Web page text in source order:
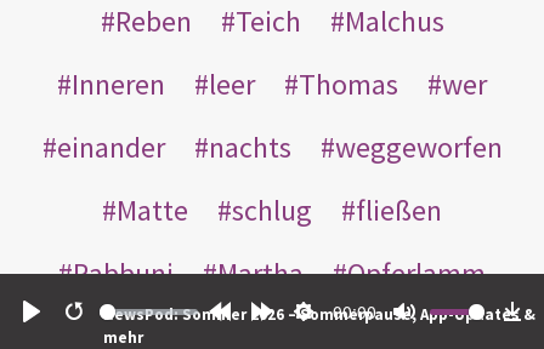
Restart
00:00
NewsPod: Sommer 2026 – Sommerpause, App-Updates &
mehr
Reben
Teich
Malchus
Inneren
leer Thomas
wer
einander
nachts
weggeworfen
Matte
schlug
fließen
Rabbuni
Martha
Opferlamm
gewaschen
jüdischen